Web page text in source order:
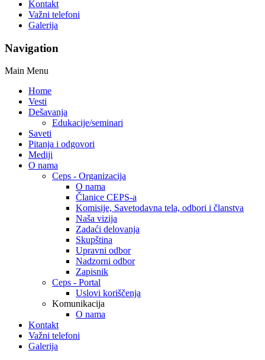
Kontakt
Važni telefoni
Galerija
Navigation
Main Menu
Home
Vesti
Dešavanja
Edukacije/seminari
Saveti
Pitanja i odgovori
Mediji
O nama
Ceps - Organizacija
O nama
Članice CEPS-a
Komisije, Savetodavna tela, odbori i članstva
Naša vizija
Zadaći delovanja
Skupština
Upravni odbor
Nadzorni odbor
Zapisnik
Ceps - Portal
Uslovi koriščenja
Komunikacija
O nama
Kontakt
Važni telefoni
Galerija